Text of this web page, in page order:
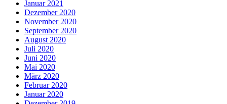
Januar 2021
Dezember 2020
November 2020
September 2020
August 2020
Juli 2020
Juni 2020
Mai 2020
März 2020
Februar 2020
Januar 2020